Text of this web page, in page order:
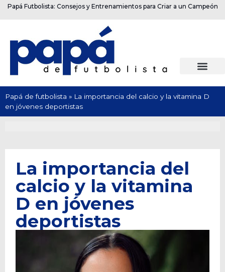
Papá Futbolista: Consejos y Entrenamientos para Criar a un Campeón
Papá de futbolista » La importancia del calcio y la vitamina D
en jóvenes deportistas
La importancia del
calcio y la vitamina
D en jóvenes
deportistas